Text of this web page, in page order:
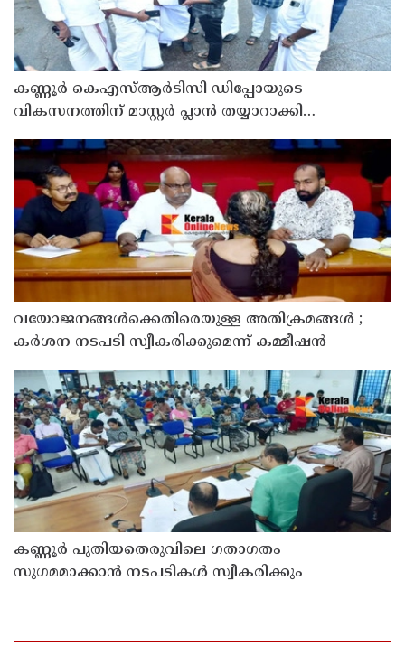
കണ്ണൂർ കെഎസ്ആർടിസി ഡിപ്പോയുടെ
വികസനത്തിന് മാസ്റ്റർ പ്ലാൻ തയ്യാറാക്കി
സമർപ്പിക്കും : ടി ഒ മോഹനൻ എം എൽ എ
വയോജനങ്ങൾക്കെതിരെയുള്ള അതിക്രമങ്ങൾ ;
കർശന നടപടി സ്വീകരിക്കുമെന്ന് കമ്മീഷൻ
കണ്ണൂർ പുതിയതെരുവിലെ ഗതാഗതം
സുഗമമാക്കാന്‍ നടപടികള്‍ സ്വീകരിക്കും